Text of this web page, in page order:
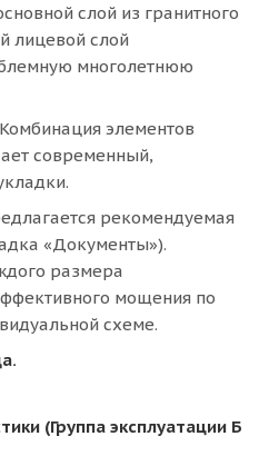
слой из гранитного
лицевой слой
многолетнюю
Комбинация элементов
современный,
рекомендуемая
«Документы»).
размера
мощения по
схеме.
(Группа эксплуатации Б